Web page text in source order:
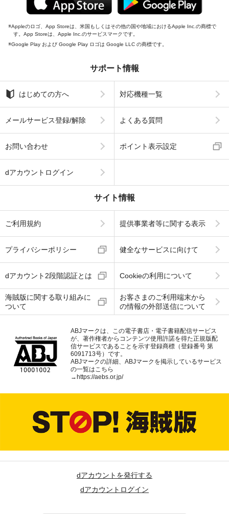
Appleのロゴ、App Storeは、米国もしくはその他の国や地域におけるApple Inc.の商標で
す。App Storeは、Apple Inc.のサービスマークです。
Google Play および Google Play ロゴは Google LLC の商標です。
サポート情報
はじめての方へ 対応機種一覧
メールサービス登録/解除 よくある質問
お問い合わせ ポイント表示設定
dアカウントログイン
サイト情報
ご利用規約 提供事業者等に関する表示
プライバシーポリシー 健全なサービスに向けて
dアカウント2段階認証とは Cookieの利用について
海賊版に関する取り組みに
ついて
お客さまのご利用端末から
の情報の外部送信について
ABJマークは、この電子書店・電子書籍配信サービス
が、著作権者からコンテンツ使用許諾を得た正規版配
信サービスであることを示す登録商標（登録番号 第
6091713号）です。
ABJマークの詳細、ABJマークを掲示しているサービス
の一覧はこちら
→ https://aebs.or.jp/
dアカウントを発行する
dアカウントログイン